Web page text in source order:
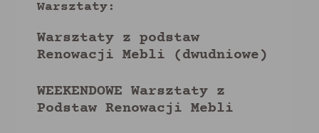
Warsztaty:
Warsztaty z podstaw
Renowacji Mebli (dwudniowe)
WEEKENDOWE Warsztaty z
Podstaw Renowacji Mebli